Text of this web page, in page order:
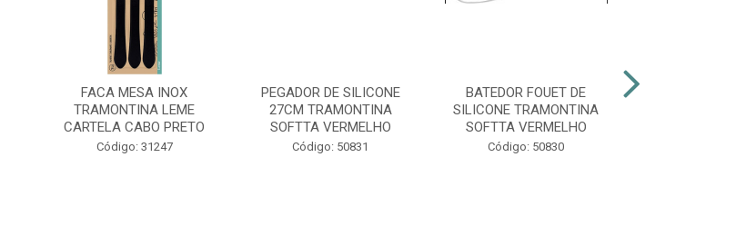
FACA MESA INOX
TRAMONTINA LEME
CARTELA CABO PRETO
Código: 31247
PEGADOR DE SILICONE
27CM TRAMONTINA
SOFTTA VERMELHO
Código: 50831
BATEDOR FOUET DE
SILICONE TRAMONTINA
SOFTTA VERMELHO
Código: 50830